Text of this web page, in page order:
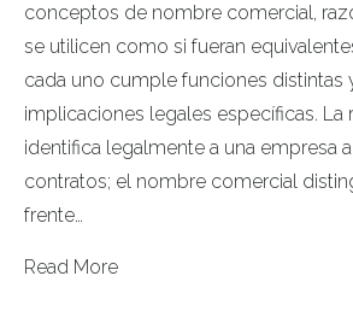
conceptos de nombre comercial,
se utilicen como si fueran
cada uno cumple funciones distintas
implicaciones legales específicas. La
identifica legalmente a una empresa
contratos; el nombre comercial
frente…
Read More